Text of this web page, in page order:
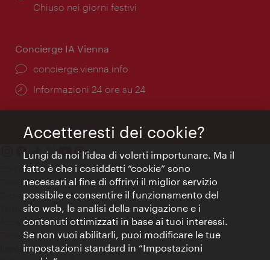
di
Chiuso nei giorni festivi
Concierge IA Vienna
Ort:
concierge.vienna.info
Öffnungszeiten:
Informazioni 24 ore su 24
Contatti
Colophon
Dichiarazione sulla protezione dei dati
Terms of Use
Accessibilità
Contatto stampa
Impostazioni cookie
Accetteresti dei cookie?
Lungi da noi l’idea di volerti importunare. Ma il
fatto è che i cosiddetti “cookie” sono
necessari al fine di offrirvi il miglior servizio
possibile e consentire il funzionamento del
sito web, le analisi della navigazione e i
contenuti ottimizzati in base ai tuoi interessi.
Se non vuoi abilitarli, puoi modificare le tue
impostazioni standard in “Impostazioni